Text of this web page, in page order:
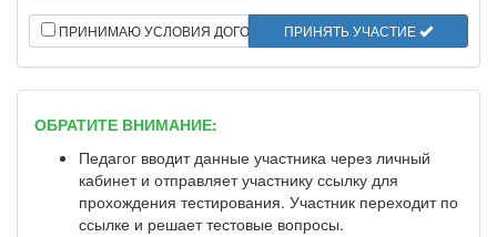
ПРИНИМАЮ УСЛОВИЯ ДОГОВОРА ПРИНЯТЬ УЧАСТИЕ
ОБРАТИТЕ ВНИМАНИЕ:
Педагог вводит данные участника через личный
кабинет и отправляет участнику ссылку для
прохождения тестирования. Участник переходит по
ссылке и решает тестовые вопросы.